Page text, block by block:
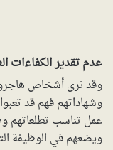
عدم تقدير الكفاءات
وقد نرى أشخاص
وشهاداتهم فهم قد
عمل تناسب تطلعاتهم
ويضعهم في الوظيفة